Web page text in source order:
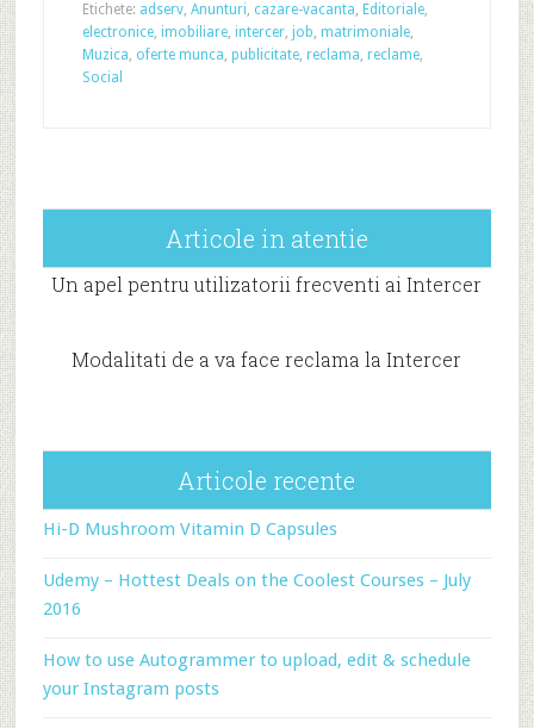
Etichete: adserv, Anunturi, cazare-vacanta, Editoriale,
electronice, imobiliare, intercer, job, matrimoniale,
Muzica, oferte munca, publicitate, reclama, reclame,
Social
Articole in atentie
Un apel pentru utilizatorii frecventi ai Intercer
Modalitati de a va face reclama la Intercer
Articole recente
Hi-D Mushroom Vitamin D Capsules
Udemy – Hottest Deals on the Coolest Courses – July
2016
How to use Autogrammer to upload, edit & schedule
your Instagram posts